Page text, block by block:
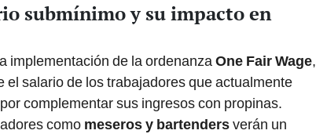
submínimo y su impacto en
implementación de la ordenanzaOne Fair Wage,
salario de los trabajadores que actualmente
complementar sus ingresos con propinas.
como meseros y bartendersverán un